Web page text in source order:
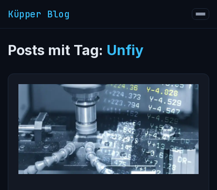
Küpper Blog
Posts mit Tag: Unfiy